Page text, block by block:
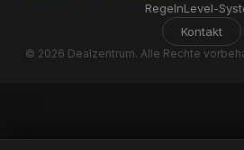
RegelnLevel-
Kontakt
© 2026 Dealzentrum. Alle Rechte